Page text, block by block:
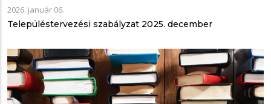
2026. január 06.
Településtervezési szabályzat 2025. december